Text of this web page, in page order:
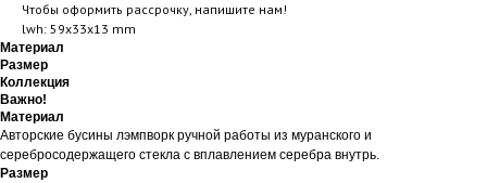
Чтобы оформить рассрочку, напишите нам!
lwh: 59x33x13 mm
Материал
Размер
Коллекция
Важно!
Материал
Авторские бусины лэмпворк ручной работы из муранского и
серебросодержащего стекла с вплавлением серебра внутрь.
Размер